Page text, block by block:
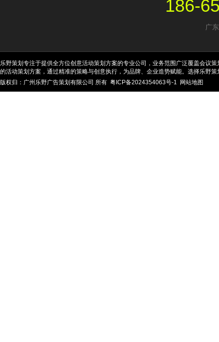
186-
广
乐野策划专注于提供全方位创意活动策划方案的专业公司，业务范围广泛覆盖会议
的活动策划方案，通过精准的策略与创意执行，为品牌、企业造势赋能。选择乐野
版权归：广州乐野广告策划有限公司 所有 粤ICP备2024354063号-1 网站地图